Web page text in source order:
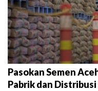
Pasokan Semen
Pabrik dan Distribusi